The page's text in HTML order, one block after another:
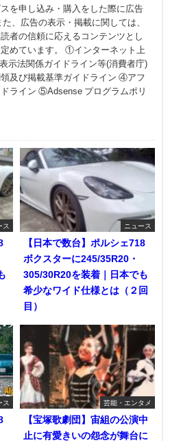
を申し込み・購入をした際に広告
、広告の表示・掲載に関しては、
者の信頼に応えるコンテンツとし
めています。 ①インターネット上
示法関係ガイドライン等(消費者庁)
及び掲載基準ガイドライン ④アフ
ライン ⑤Adsense プログラムポリ
ス ニュース
【日本で数台】ポルシェ718
ボクスターに245/35R20・
305/30R20を装着｜日本でも
希少なワイド仕様とは（２回
目）
ス 芸能・エンタメ
【宝塚歌劇団】宙組の公演中
止に有愛きいの怨念が舞台に